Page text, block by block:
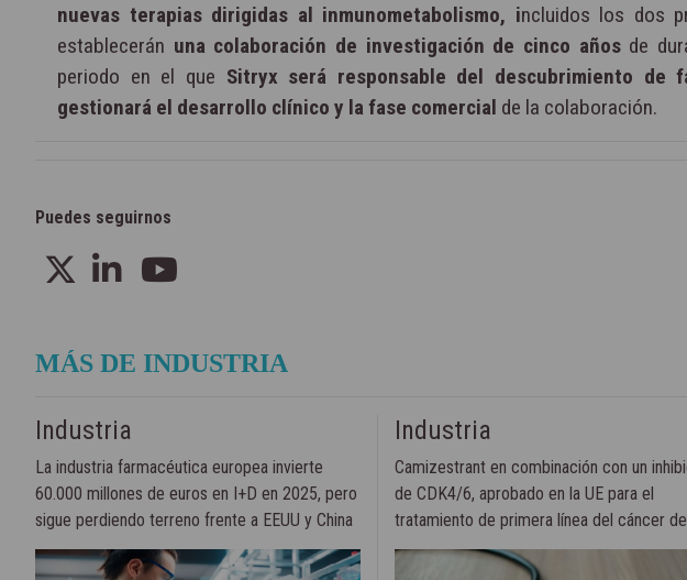
nuevas terapias dirigidas al inmunometabolismo, incluidos los dos
establecerán una colaboración de investigación de cinco añosde
periodo en el que Sitryx será responsable del descubrimiento de
gestionará el desarrollo clínico y la fase comercial de la colaboración.
Puedes seguirnos
MÁS DE INDUSTRIA
Industria
La industria farmacéutica europea invierte
60.000 millones de euros en I+D en 2025, pero
sigue perdiendo terreno frente a EEUU y China
Industria
Camizestrant en combinación con un
de CDK4/6, aprobado en la UE para el
tratamiento de primera línea del cáncer de
mama avanzado RE positivo